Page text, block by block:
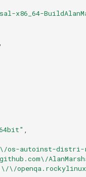
x86_64-
os-autoinst-distri-
\/